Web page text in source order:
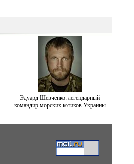
Эдуард Шевченко: легендарный
командир морских котиков Украины